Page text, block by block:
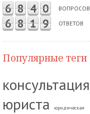
6 8 4 0 ВОПРОСОВ
6 8 1 9 ОТВЕТОВ
Популярные теги
консультация
юриста
юридическая